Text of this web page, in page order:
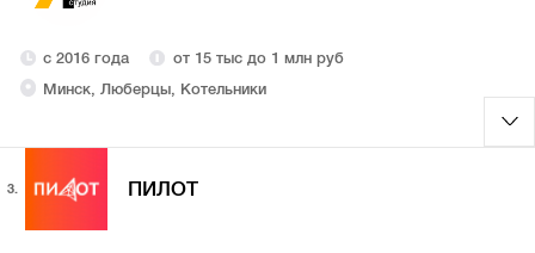
с 2016 года
от 15 тыс до 1 млн руб
Минск, Люберцы, Котельники
3. ПИЛОТ